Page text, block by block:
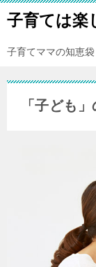
子育ては楽
子育てママの知恵袋
「子ども